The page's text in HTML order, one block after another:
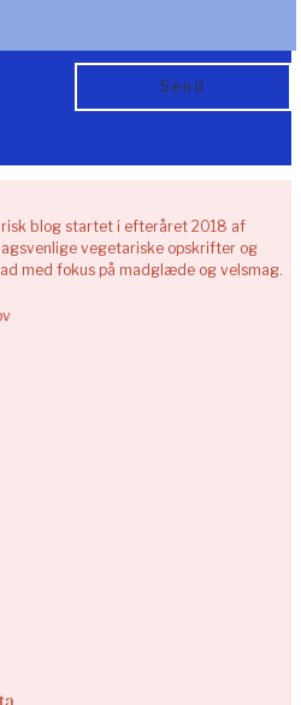
blog startet i efteråret 2018 af
vegetariske opskrifter og
med fokus på madglæde og velsmag.